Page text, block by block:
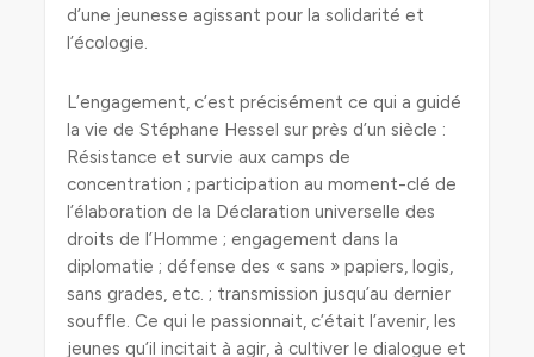
d’une jeunesse agissant pour la solidarité et
l’écologie.
L’engagement, c’est précisément ce qui a guidé
la vie de Stéphane Hessel sur près d’un siècle :
Résistance et survie aux camps de
concentration ; participation au moment-clé de
l’élaboration de la Déclaration universelle des
droits de l’Homme ; engagement dans la
diplomatie ; défense des « sans » papiers, logis,
sans grades, etc. ; transmission jusqu’au dernier
souffle. Ce qui le passionnait, c’était l’avenir, les
jeunes qu’il incitait à agir, à cultiver le dialogue et